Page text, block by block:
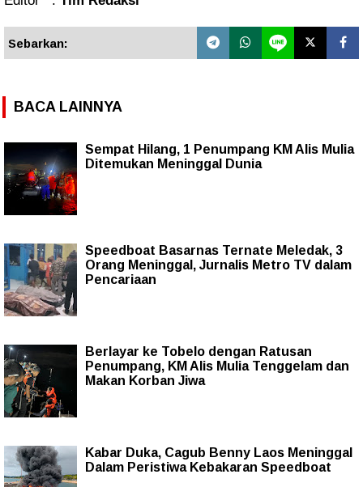
Sebarkan:
BACA LAINNYA
Sempat Hilang, 1 Penumpang KM Alis Mulia
Ditemukan Meninggal Dunia
Speedboat Basarnas Ternate Meledak, 3
Orang Meninggal, Jurnalis Metro TV dalam
Pencariaan
Berlayar ke Tobelo dengan Ratusan
Penumpang, KM Alis Mulia Tenggelam dan
Makan Korban Jiwa
Kabar Duka, Cagub Benny Laos Meninggal
Dalam Peristiwa Kebakaran Speedboat